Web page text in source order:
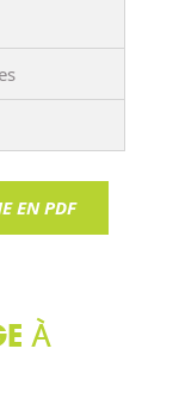
EN PDF
À